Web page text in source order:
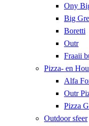
Ony
Big
Boretti
Outr
Fraaii
Pizza- en
Alfa
Outr
Pizza
Outdoor sfeer